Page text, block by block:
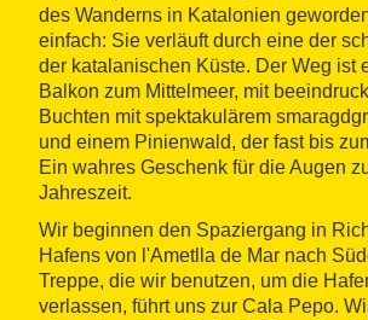
des Wanderns in Katalonien
einfach: Sie verläuft durch eine der
der katalanischen Küste. Der Weg ist
Balkon zum Mittelmeer, mit
Buchten mit spektakulärem
und einem Pinienwald, der fast bis
Ein wahres Geschenk für die Augen
Jahreszeit.
Wir beginnen den Spaziergang in
Hafens von l'Ametlla de Mar nach
Treppe, die wir benutzen, um die
verlassen, führt uns zur Cala Pepo.